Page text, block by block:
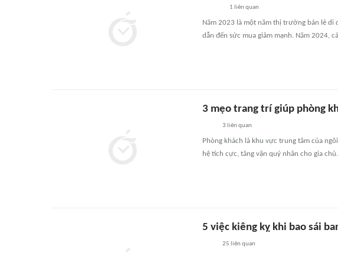
1 liên quan
Năm 2023 là một năm thị trường bán lẻ di
dẫn đến sức mua giảm mạnh. Năm 2024,
3 mẹo trang trí giúp phòng
3 liên quan
Phòng khách là khu vực trung tâm của
hệ tích cực, tăng vận quý nhân cho gia chủ.
5 việc kiêng kỵ khi bao sái
25 liên quan